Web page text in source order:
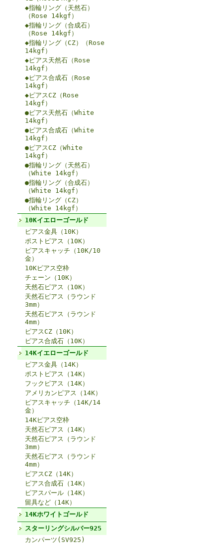
◆指輪リング（天然石）
（Rose 14kgf）
◆指輪リング（合成石）
（Rose 14kgf）
◆指輪リング（CZ）（Rose
14kgf）
◆ピアス天然石（Rose
14kgf）
◆ピアス合成石（Rose
14kgf）
◆ピアスCZ（Rose
14kgf）
●ピアス天然石（White
14kgf）
●ピアス合成石（White
14kgf）
●ピアスCZ（White
14kgf）
●指輪リング（天然石）
（White 14kgf）
●指輪リング（合成石）
（White 14kgf）
●指輪リング（CZ）
（White 14kgf）
10Kイエローゴールド
ピアス金具（10K）
ポストピアス（10K）
ピアスキャッチ（10K/10
金）
10Kピアス空枠
チェーン（10K）
天然石ピアス（10K）
天然石ピアス（ラウンド
3mm）
天然石ピアス（ラウンド
4mm）
ピアスCZ（10K）
ピアス合成石（10K）
14Kイエローゴールド
ピアス金具（14K）
ポストピアス（14K）
フックピアス（14K）
アメリカンピアス（14K）
ピアスキャッチ（14K/14
金）
14Kピアス空枠
天然石ピアス（14K）
天然石ピアス（ラウンド
3mm）
天然石ピアス（ラウンド
4mm）
ピアスCZ（14K）
ピアス合成石（14K）
ピアスパール（14K）
留具など（14K）
14Kホワイトゴールド
スターリングシルバー925
カンパーツ(SV925)